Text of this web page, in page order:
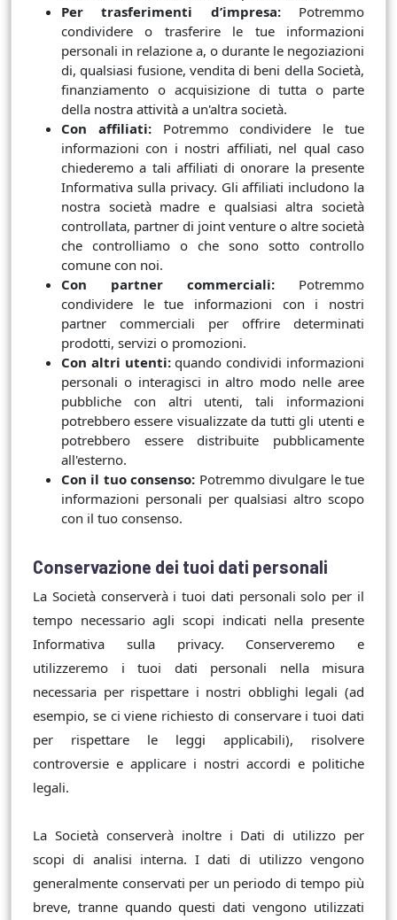
Per trasferimenti d’impresa:Potremmo
condividere o trasferire le tue informazioni
personali in relazione a, o durante le negoziazioni
di, qualsiasi fusione, vendita di beni della Società,
finanziamento o acquisizione di tutta o parte
della nostra attività a un'altra società.
Con affiliati: Potremmo condividere le tue
informazioni con i nostri affiliati, nel qual caso
chiederemo a tali affiliati di onorare la presente
Informativa sulla privacy. Gli affiliati includono la
nostra società madre e qualsiasi altra società
controllata, partner di joint venture o altre società
che controlliamo o che sono sotto controllo
comune con noi.
Con partner commerciali: Potremmo
condividere le tue informazioni con i nostri
partner commerciali per offrire determinati
prodotti, servizi o promozioni.
Con altri utenti:quando condividi informazioni
personali o interagisci in altro modo nelle aree
pubbliche con altri utenti, tali informazioni
potrebbero essere visualizzate da tutti gli utenti e
potrebbero essere distribuite pubblicamente
all'esterno.
Con il tuo consenso: Potremmo divulgare le tue
informazioni personali per qualsiasi altro scopo
con il tuo consenso.
Conservazione dei tuoi dati personali
La Società conserverà i tuoi dati personali solo per il
tempo necessario agli scopi indicati nella presente
Informativa sulla privacy. Conserveremo e
utilizzeremo i tuoi dati personali nella misura
necessaria per rispettare i nostri obblighi legali (ad
esempio, se ci viene richiesto di conservare i tuoi dati
per rispettare le leggi applicabili), risolvere
controversie e applicare i nostri accordi e politiche
legali.
La Società conserverà inoltre i Dati di utilizzo per
scopi di analisi interna. I dati di utilizzo vengono
generalmente conservati per un periodo di tempo più
breve, tranne quando questi dati vengono utilizzati